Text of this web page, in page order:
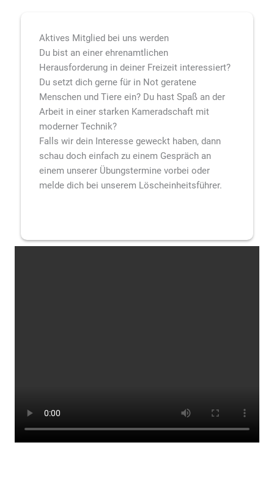
Aktives Mitglied bei uns werden
Du bist an einer ehrenamtlichen
Herausforderung in deiner Freizeit interessiert?
Du setzt dich gerne für in Not geratene
Menschen und Tiere ein? Du hast Spaß an der
Arbeit in einer starken Kameradschaft mit
moderner Technik?
Falls wir dein Interesse geweckt haben, dann
schau doch einfach zu einem Gespräch an
einem unserer Übungstermine vorbei oder
melde dich bei unserem Löscheinheitsführer.